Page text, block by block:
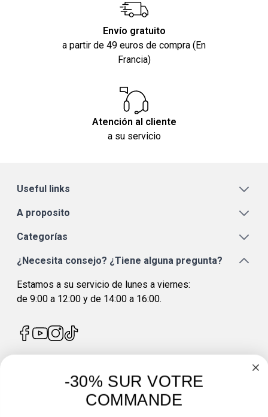
Envío gratuito
a partir de 49 euros de compra (En
Francia)
Atención al cliente
a su servicio
Useful links
A proposito
Categorías
¿Necesita consejo? ¿Tiene alguna pregunta?
Estamos a su servicio de lunes a viernes:
de 9:00 a 12:00 y de 14:00 a 16:00.
4.7/5
-30% SUR VOTRE
COMMANDE